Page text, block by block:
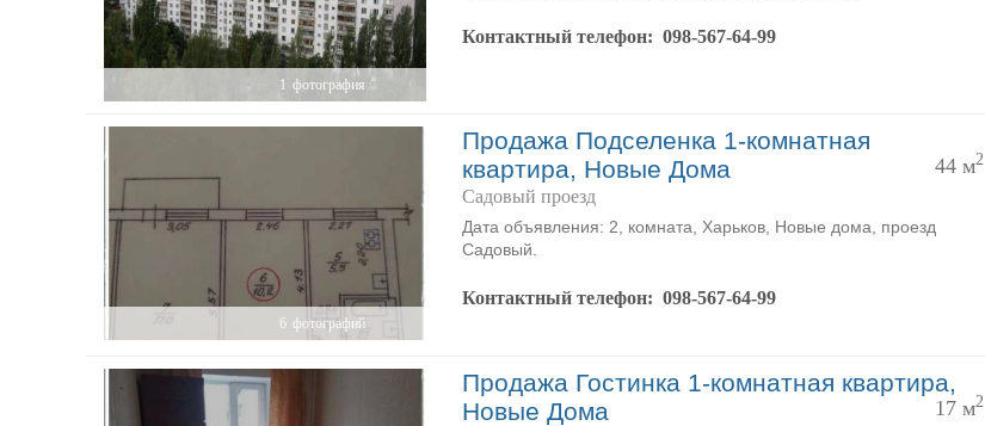
фотография
1
Контактный телефон: 098-567-64-99
фотографий
6
Продажа Подселенка 1-комнатная
квартира, Новые Дома
44 м2
Садовый проезд
Дата объявления: 2, комната, Харьков, Новые дома, проезд
Садовый.
Контактный телефон: 098-567-64-99
Продажа Гостинка 1-комнатная квартира,
Новые Дома
17 м2